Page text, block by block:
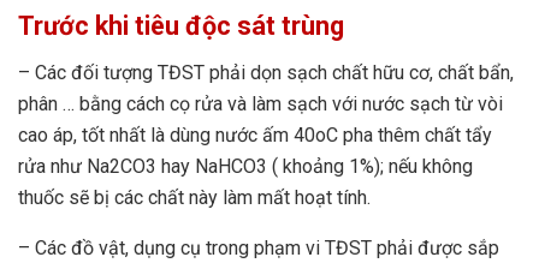
Trước khi tiêu độc sát trùng
– Các đối tượng TĐST phải dọn sạch chất hữu cơ, chất bẩn,
phân … bằng cách cọ rửa và làm sạch với nước sạch từ vòi
cao áp, tốt nhất là dùng nước ấm 40oC pha thêm chất tẩy
rửa như Na2CO3 hay NaHCO3 ( khoảng 1%); nếu không
thuốc sẽ bị các chất này làm mất hoạt tính.
– Các đồ vật, dụng cụ trong phạm vi TĐST phải được sắp